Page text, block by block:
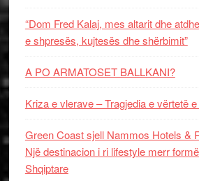
“Dom Fred Kalaj, mes altarit dhe
e shpresës, kujtesës dhe shërbimit”
A PO ARMATOSET BALLKANI?
Kriza e vlerave – Tragjedia e vërtetë
Green Coast sjell Nammos Hotels &
Një destinacion i ri lifestyle merr
Shqiptare